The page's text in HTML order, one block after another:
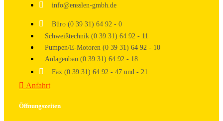
info@ensslen-gmbh.de
Büro (0 39 31) 64 92 - 0
Schweißtechnik (0 39 31) 64 92 - 11
Pumpen/E-Motoren (0 39 31) 64 92 - 10
Anlagenbau (0 39 31) 64 92 - 18
Fax (0 39 31) 64 92 - 47 und - 21
Anfahrt
Öffnungszeiten